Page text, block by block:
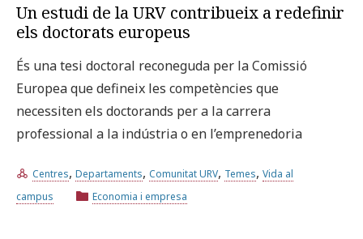
Un estudi de la URV contribueix a redefinir
els doctorats europeus
És una tesi doctoral reconeguda per la Comissió
Europea que defineix les competències que
necessiten els doctorands per a la carrera
professional a la indústria o en l’emprenedoria
Centres, Departaments, Comunitat URV, Temes, Vida al
campus
Economia i empresa